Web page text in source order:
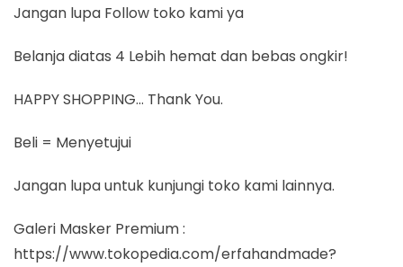
Jangan lupa Follow toko kami ya
Belanja diatas 4 Lebih hemat dan bebas ongkir!
HAPPY SHOPPING… Thank You.
Beli = Menyetujui
Jangan lupa untuk kunjungi toko kami lainnya.
Galeri Masker Premium :
https://www.tokopedia.com/erfahandmade?